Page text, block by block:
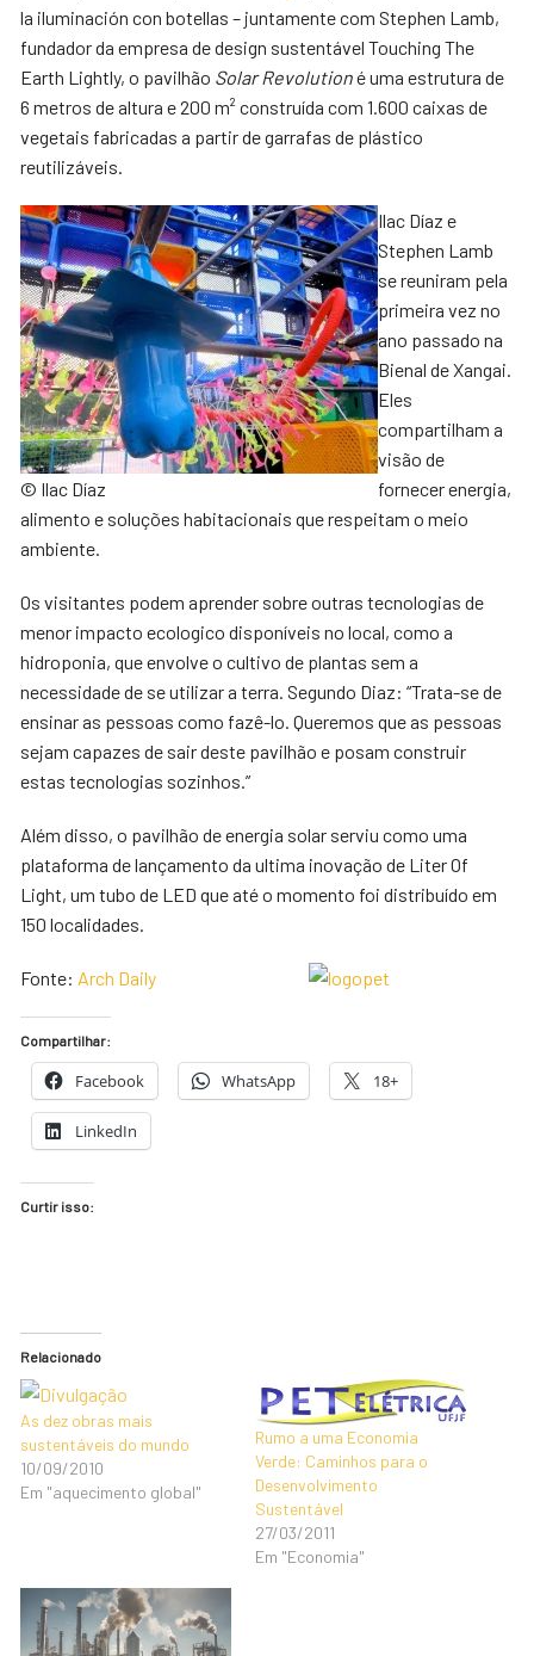
la iluminación con botellas – juntamente com Stephen Lamb,
fundador da empresa de design sustentável Touching The
Earth Lightly, o pavilhão Solar Revolutioné uma estrutura de
6 metros de altura e 200 m² construída com 1.600 caixas de
vegetais fabricadas a partir de garrafas de plástico
reutilizáveis.
© Ilac Díaz
Ilac Díaz e
Stephen Lamb
se reuniram pela
primeira vez no
ano passado na
Bienal de Xangai.
Eles
compartilham a
visão de
fornecer energia,
alimento e soluções habitacionais que respeitam o meio
ambiente.
Os visitantes podem aprender sobre outras tecnologias de
menor impacto ecologico disponíveis no local, como a
hidroponia, que envolve o cultivo de plantas sem a
necessidade de se utilizar a terra. Segundo Diaz: “Trata-se de
ensinar as pessoas como fazê-lo. Queremos que as pessoas
sejam capazes de sair deste pavilhão e posam construir
estas tecnologias sozinhos.”
Além disso, o pavilhão de energia solar serviu como uma
plataforma de lançamento da ultima inovação de Liter Of
Light, um tubo de LED que até o momento foi distribuído em
150 localidades.
Fonte: Arch Daily
Compartilhar:
Facebook WhatsApp 18+
LinkedIn
Curtir isso:
Relacionado
As dez obras mais
sustentáveis do mundo
10/09/2010
Em "aquecimento global"
Rumo a uma Economia
Verde: Caminhos para o
Desenvolvimento
Sustentável
27/03/2011
Em "Economia"